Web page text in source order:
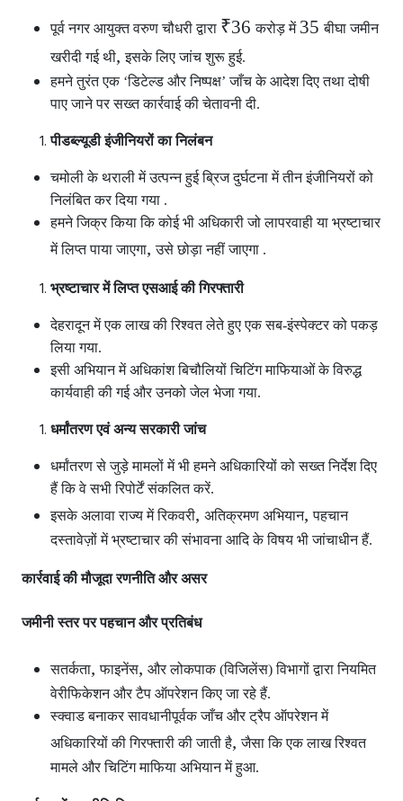
पूर्व नगर आयुक्त वरुण चौधरी द्वारा ₹36करोड़ में 35बीघा जमीन
खरीदी गई थी,इसके लिए जांच शुरू हुई.
हमने तुरंत एक ‘डिटेल्ड और निष्पक्ष’ जाँच के आदेश दिए तथा दोषी
पाए जाने पर सख्त कार्रवाई की चेतावनी दी.
पीडब्ल्यूडी इंजीनियरों का निलंबन
चमोली के थराली में उत्पन्न हुई ब्रिज दुर्घटना में तीन इंजीनियरों को
निलंबित कर दिया गया .
हमने जिक्र किया कि कोई भी अधिकारी जो लापरवाही या भ्रष्टाचार
में लिप्त पाया जाएगा,उसे छोड़ा नहीं जाएगा .
भ्रष्टाचार में लिप्त एसआई की गिरफ्तारी
देहरादून में एक लाख की रिश्वत लेते हुए एक सब-इंस्पेक्टर को पकड़
लिया गया.
इसी अभियान में अधिकांश बिचौलियों चिटिंग माफियाओं के विरुद्ध
कार्यवाही की गई और उनको जेल भेजा गया.
धर्मांतरण एवं अन्य सरकारी जांच
धर्मांतरण से जुड़े मामलों में भी हमने अधिकारियों को सख्त निर्देश दिए
हैं कि वे सभी रिपोर्टें संकलित करें.
इसके अलावा राज्य में रिकवरी, अतिक्रमण अभियान,पहचान
दस्तावेज़ों में भ्रष्टाचार की संभावना आदि के विषय भी जांचाधीन हैं.
कार्रवाई की मौजूदा रणनीति और असर
जमीनी स्तर पर पहचान और प्रतिबंध
सतर्कता,फाइनेंस, और लोकपाक (विजिलेंस) विभागों द्वारा नियमित
वेरीफिकेशन और टैप ऑपरेशन किए जा रहे हैं.
स्क्वाड बनाकर सावधानीपूर्वक जाँच और ट्रैप ऑपरेशन में
अधिकारियों की गिरफ्तारी की जाती है,जैसा कि एक लाख रिश्वत
मामले और चिटिंग माफिया अभियान में हुआ.